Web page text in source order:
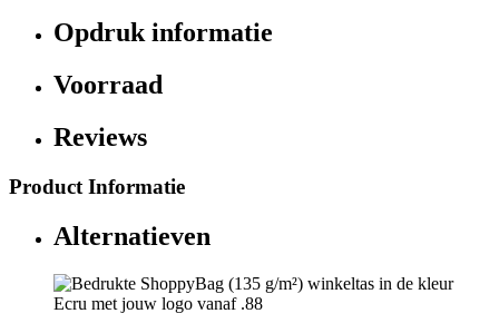
Opdruk informatie
Voorraad
Reviews
Product Informatie
Alternatieven